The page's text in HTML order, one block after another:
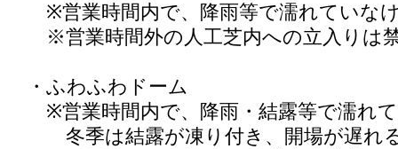
※営業時間内で、降雨等で濡れていな
※営業時間外の人工芝内への立入りは
・ふわふわドーム
※営業時間内で、降雨・結露等で濡れ
冬季は結露が凍り付き、開場が遅れ